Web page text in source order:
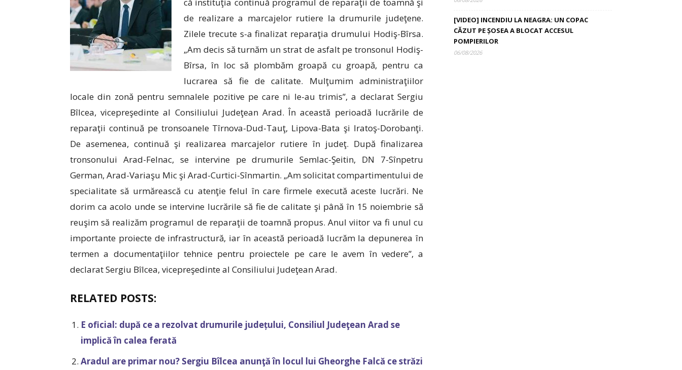
de realizare a marcajelor rutiere la drumurile judeţene.
Zilele trecute s-a finalizat reparaţia drumului Hodiş-Bîrsa.
„Am decis să turnăm un strat de asfalt pe tronsonul Hodiş-
Bîrsa, în loc să plombăm groapă cu groapă, pentru ca
lucrarea să fie de calitate. Mulţumim administraţiilor
locale din zonă pentru semnalele pozitive pe care ni le-au trimis”, a declarat Sergiu
Bîlcea, vicepreşedinte al Consiliului Judeţean Arad. În această perioadă lucrările de
reparaţii continuă pe tronsoanele Tîrnova-Dud-Tauţ, Lipova-Bata şi Iratoş-Dorobanţi.
De asemenea, continuă şi realizarea marcajelor rutiere în judeţ. După finalizarea
tronsonului Arad-Felnac, se intervine pe drumurile Semlac-Şeitin, DN 7-Sînpetru
German, Arad-Variaşu Mic şi Arad-Curtici-Sînmartin. „Am solicitat compartimentului de
specialitate să urmărească cu atenţie felul în care firmele execută aceste lucrări. Ne
dorim ca acolo unde se intervine lucrările să fie de calitate şi până în 15 noiembrie să
reuşim să realizăm programul de reparaţii de toamnă propus. Anul viitor va fi unul cu
importante proiecte de infrastructură, iar în această perioadă lucrăm la depunerea în
termen a documentaţiilor tehnice pentru proiectele pe care le avem în vedere”, a
declarat Sergiu Bîlcea, vicepreşedinte al Consiliului Judeţean Arad.
RELATED POSTS:
E oficial: după ce a rezolvat drumurile județului, Consiliul Judeţean Arad se
implică în calea ferată
Aradul are primar nou? Sergiu Bîlcea anunţă în locul lui Gheorghe Falcă ce străzi
[VIDEO] INCENDIU LA NEAGRA: UN COPAC
CĂZUT PE ȘOSEA A BLOCAT ACCESUL
POMPIERILOR
06/08/2026